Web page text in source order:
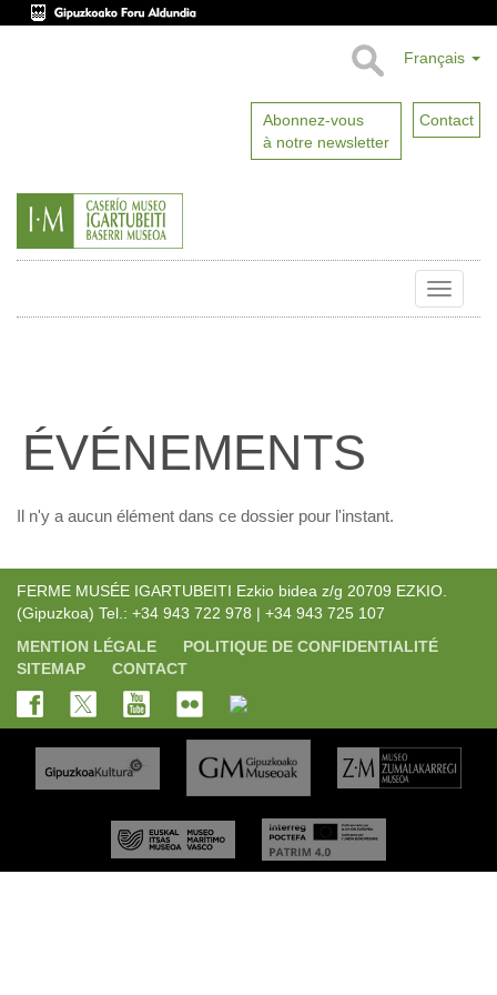
Français
Abonnez-vous
à notre newsletter
Contact
Toggle
ÉVÉNEMENTS
Il n'y a aucun élément dans ce dossier pour l'instant.
FERME MUSÉE IGARTUBEITI Ezkio bidea z/g 20709 EZKIO.
(Gipuzkoa) Tel.: +34 943 722 978 | +34 943 725 107
MENTION LÉGALE
POLITIQUE DE CONFIDENTIALITÉ
SITEMAP
CONTACT